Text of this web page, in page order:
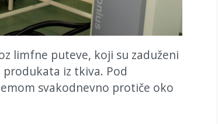
limfne puteve, koji su zaduženi
iz tkiva. Pod
svakodnevno protiče oko